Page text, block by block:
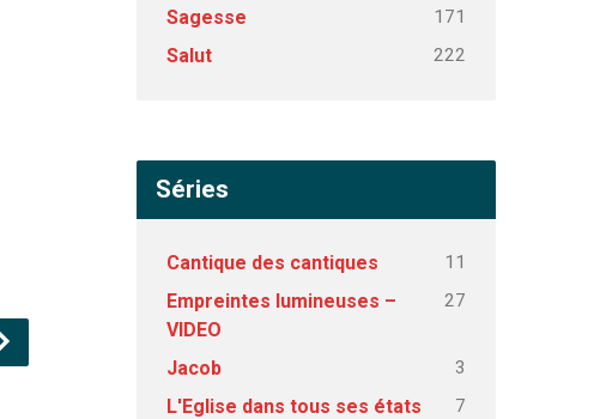
Sagesse 171
Salut 222
Séries
Cantique des cantiques 11
Empreintes lumineuses –
VIDEO
27
Jacob 3
L'Eglise dans tous ses états 7